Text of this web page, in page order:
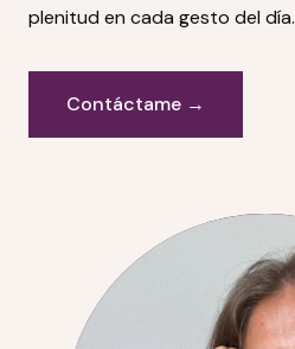
plenitud en cada gesto del día.
Contáctame →